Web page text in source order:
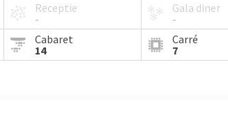
Receptie
-
Gala diner
-
Cabaret
14
Carré
7